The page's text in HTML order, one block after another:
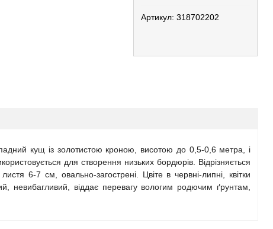
Артикул: 318702202
кущ із золотистою кроною, висотою до 0,5-0,6 метра, і
для створення низьких бордюрів. Відрізняється
6-7 см, овально-загострені. Цвіте в червні-липні, квітки
невибагливий, віддає перевагу вологим родючим ґрунтам,